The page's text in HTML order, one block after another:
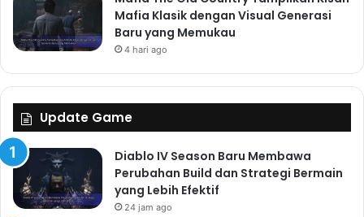
Mafia Klasik dengan Visual Generasi
Baru yang Memukau
4 hari ago
Update Game
Diablo IV Season Baru Membawa
Perubahan Build dan Strategi Bermain
yang Lebih Efektif
24 jam ago